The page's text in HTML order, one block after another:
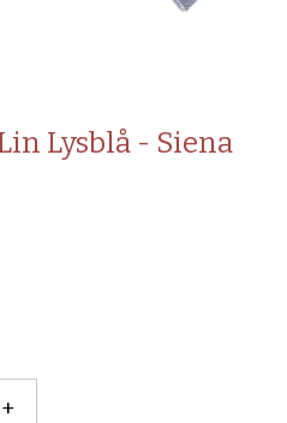
Lysblå - Siena
+